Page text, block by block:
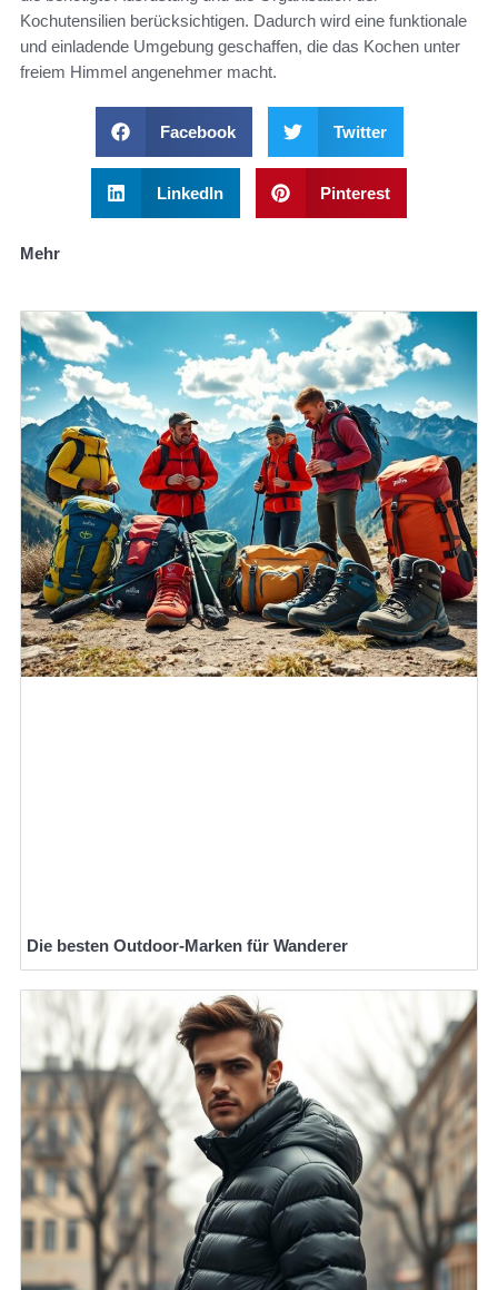
Kochutensilien berücksichtigen. Dadurch wird eine funktionale
und einladende Umgebung geschaffen, die das Kochen unter
freiem Himmel angenehmer macht.
Facebook Twitter
LinkedIn Pinterest
Mehr
Die besten Outdoor-Marken für Wanderer